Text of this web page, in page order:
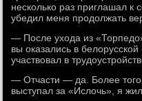
несколько раз приглашал к
убедил меня продолжать
— После ухода из
вы оказались в
участвовал в
— Отчасти — да. Более
выступал за «Ислочь», я